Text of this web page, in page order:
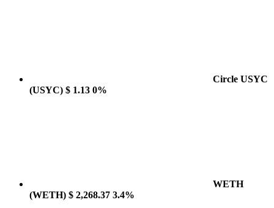
Circle USYC
(USYC) $ 1.13 0%
WETH
(WETH) $ 2,268.37 3.4%